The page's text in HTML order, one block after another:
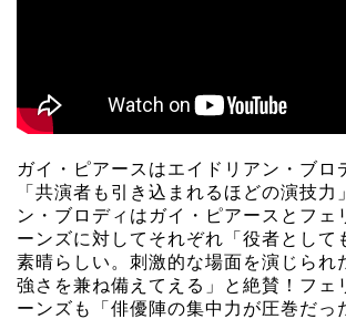
ガイ・ピアースはエイドリアン・ブロ
「共演者も引き込まれるほどの演技力
ン・ブロディはガイ・ピアースとフェ
ーンズに対してそれぞれ「役者として
素晴らしい。刺激的な場面を演じられ
強さを兼ね備えてえる」と絶賛！フェ
ーンズも「俳優陣の集中力が圧巻だっ